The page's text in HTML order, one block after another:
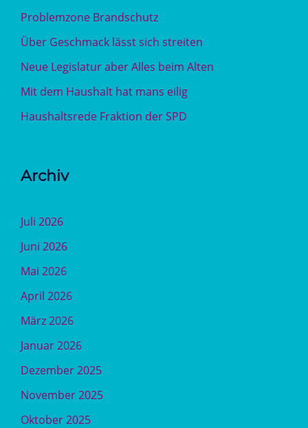
Problemzone Brandschutz
Über Geschmack lässt sich streiten
Neue Legislatur aber Alles beim Alten
Mit dem Haushalt hat mans eilig
Haushaltsrede Fraktion der SPD
Archiv
Juli 2026
Juni 2026
Mai 2026
April 2026
März 2026
Januar 2026
Dezember 2025
November 2025
Oktober 2025